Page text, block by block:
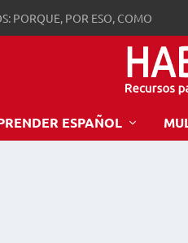
PORQUE, POR ESO, COMO
ESPAÑOL